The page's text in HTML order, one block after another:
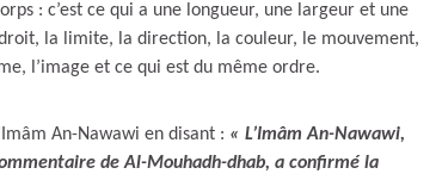
: c’est ce qui a une longueur, une largeur et une
la limite, la direction, la couleur, le mouvement,
l’image et ce qui est du même ordre.
An-Nawawi en disant : « L’Imâm An-Nawawi,
de Al-Mouhadh-dhab, a confirmé la